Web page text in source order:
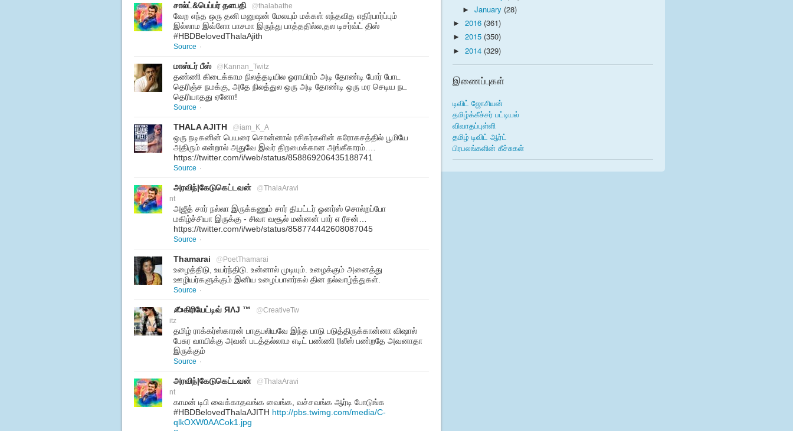
சால்ட்&பெப்பர் தளபதி @thalabathe
வேற எந்த ஒரு தனி மனுஷன் மேலயும் மக்கள் எந்தவித எதிர்பார்ப்பும்
இல்லாம இவ்ளோ பாசமா இருந்து பாத்ததில்ல,தல டிசர்வ்ட் திஸ்
#HBDBelovedThalaAjith
Source ·
மாஸ்டர் பீஸ் @ Kannan_Twitz
தண்ணி கிடைக்காம நிலத்தடியில ஓராயிரம் அடி தோண்டி போர் போட
தெரிஞ்ச நமக்கு, அதே நிலத்துல ஒரு அடி தோண்டி ஒரு மர செடிய நட
தெரியாதது ஏனோ!
Source ·
THALA AJITH @iam_K_A
ஒரு நடிகனின் பெயரை சொன்னால் ரசிகர்களின் கரோகசத்தில் பூமியே
அதிரும் என்றால் அதுவே இவர் திறமைக்கான அங்கீகாரம்.…
https://twitter.com/i/web/status/858869206435188741
Source ·
அரவிந்|கேடுகெட்டவன் @ThalaAravi
nt
அஜீத் சார் நல்லா இருக்கணும் சார் தியட்டர் ஓனர்ஸ் சொல்றப்போ
மகிழ்ச்சியா இருக்கு - சிவா வசூல் மன்னன் பார் எ ரீசன்…
https://twitter.com/i/web/status/858774442608087045
Source ·
Thamarai @ PoetThamarai
உழைத்திடு, உயர்ந்திடு. உன்னால் முடியும். உழைக்கும் அனைத்து
ஊழியர்களுக்கும் இனிய உழைப்பாளர்கல் தின நல்வாழ்த்துகள்.
Source ·
✍கிரியேட்டிவ் ЯΛJ ™ @CreativeTw
itz
தமிழ் ராக்கர்ஸ்காரன் பாகுபலியவே இந்த பாடு படுத்திருக்கான்னா விஷால்
பேசுர வாயிக்கு அவன் படத்தல்லாம எடிட் பண்ணி ரிலீஸ் பண்றதே அவனாதா
இருக்கும்
Source ·
அரவிந்|கேடுகெட்டவன் @ThalaAravi
nt
காமன் டிபி வைக்காதவங்க வைங்க, வச்சவங்க ஆர்டி போடுங்க
#HBDBelovedThalaAJITH http://pbs.twimg.com/media/C-
qlkOXW0AACok1.jpg
► January (28)
► 2016 (361)
► 2015 (350)
► 2014 (329)
இணைப்புகள்
டிவிட் ஜோசியன்
தமிழ்க்கீச்சர் பட்டியல்
விவாதப்புள்ளி
தமிழ் டிவிட் ஆர்ட்
பிரபலங்களின் கீச்சுகள்